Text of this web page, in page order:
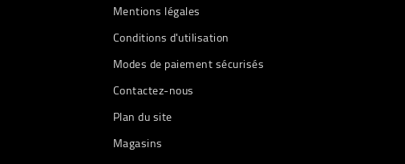
Mentions légales
Conditions d'utilisation
Modes de paiement sécurisés
Contactez-nous
Plan du site
Magasins